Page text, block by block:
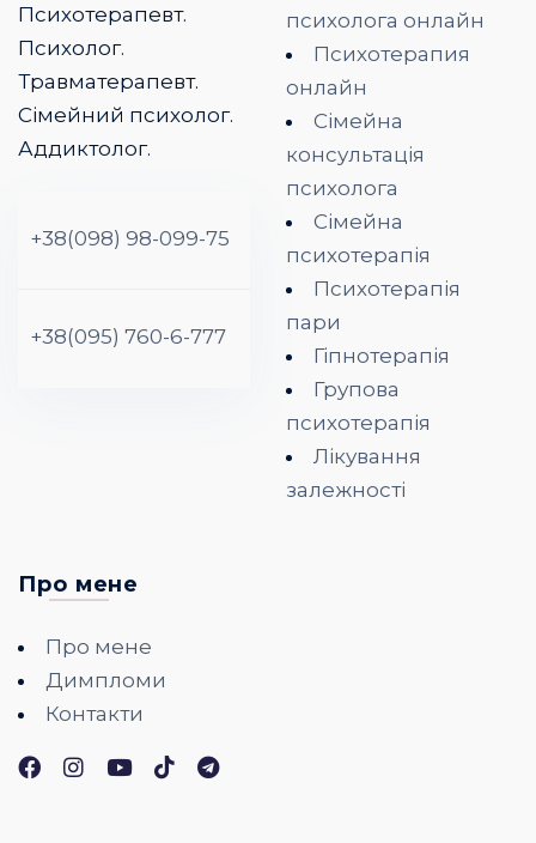
Психотерапевт.
Психолог.
Травматерапевт.
Сімейний психолог.
Аддиктолог.
+38(098) 98-099-75
+38(095) 760-6-777
психолога онлайн
Психотерапия
онлайн
Сімейна
консультація
психолога
Сімейна
психотерапія
Психотерапія
пари
Гіпнотерапія
Групова
психотерапія
Лікування
залежності
Про мене
Про мене
Димпломи
Контакти